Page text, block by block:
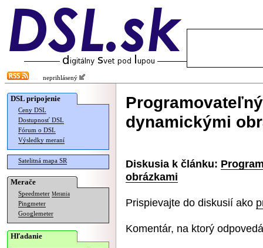
neprihlásený
DSL pripojenie
Ceny DSL
Dostupnosť DSL
Fórum o DSL
Výsledky meraní
Satelitná mapa SR
Merače
Speedmeter Merania
Pingmeter
Googlemeter
Hľadanie
dynamickými
Diskusia k článku:
obrázkami
Prispievajte do diskusií ako
Komentár, na ktorý